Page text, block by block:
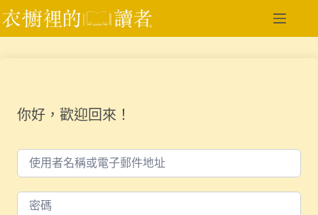
跳
至
你好，歡迎回來！